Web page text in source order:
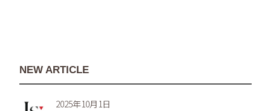
NEW ARTICLE
2025年10月1日